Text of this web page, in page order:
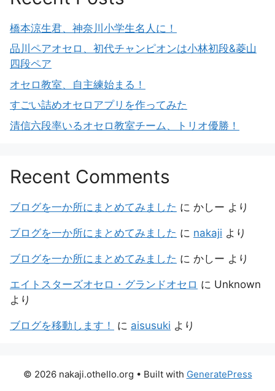
橋本涼生君、神奈川小学生名人に！
品川ペアオセロ、初代チャンピオンは小林初段&菱山
四段ペア
オセロ教室、自主練始まる！
すごい詰めオセロアプリを作ってみた
清信六段率いるオセロ教室チーム、トリオ優勝！
Recent Comments
ブログを一か所にまとめてみました に かしー より
ブログを一か所にまとめてみました に nakaji より
ブログを一か所にまとめてみました に かしー より
エイトスターズオセロ・グランドオセロ に Unknown
より
ブログを移動します！ に aisusuki より
© 2026 nakaji.othello.org • Built with GeneratePress